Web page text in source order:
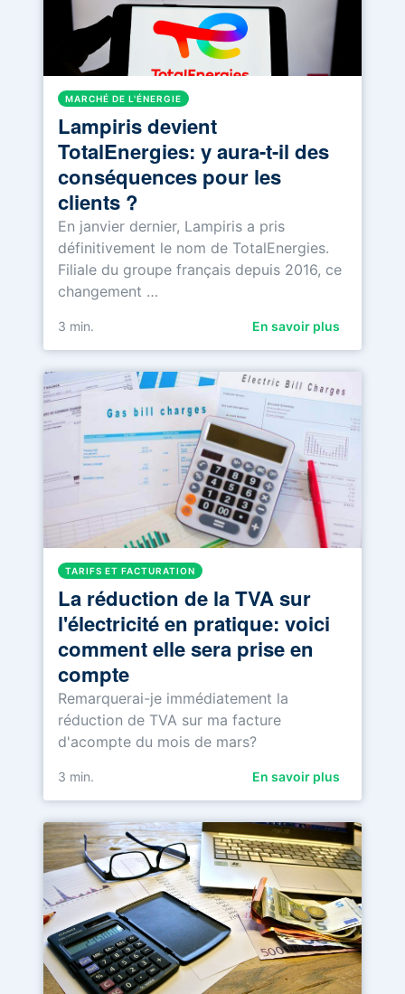
MARCHÉ DE L'ÉNERGIE
Lampiris devient
TotalEnergies: y aura-t-il des
conséquences pour les
clients ?
En janvier dernier, Lampiris a pris
définitivement le nom de TotalEnergies.
Filiale du groupe français depuis 2016, ce
changement …
3 min. En savoir plus
TARIFS ET FACTURATION
La réduction de la TVA sur
l'électricité en pratique: voici
comment elle sera prise en
compte
Remarquerai-je immédiatement la
réduction de TVA sur ma facture
d'acompte du mois de mars?
3 min. En savoir plus